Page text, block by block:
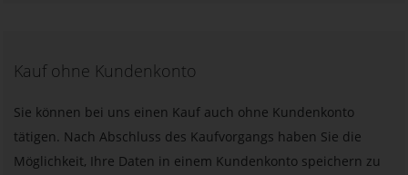
Kauf ohne Kundenkonto
Sie können bei uns einen Kauf auch ohne Kundenkonto
tätigen. Nach Abschluss des Kaufvorgangs haben Sie die
Möglichkeit, Ihre Daten in einem Kundenkonto speichern zu